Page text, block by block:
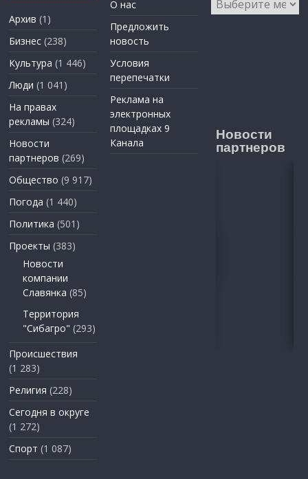
Архив (1)
Бизнес (238)
Культура (1 446)
Люди (1 041)
На правах
рекламы (324)
Новости
партнеров (269)
Общество (9 917)
Погода (1 440)
Политика (501)
Проекты (383)
Новости
компании
Славянка (85)
Территория
"Сибагро" (293)
Происшествия
(1 283)
Религия (228)
Сегодня в округе
(1 272)
Спорт (1 087)
О нас
Предложить
новость
Условия
перепечатки
Реклама на
электронных
площадках 9
Канала
Новости
партнеров